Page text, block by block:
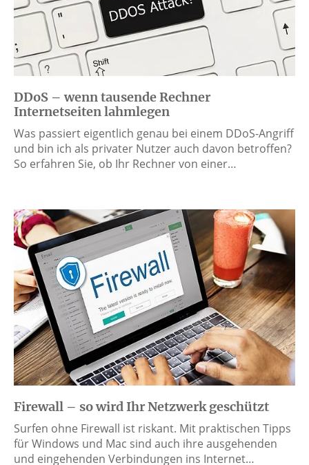
DDoS – wenn tausende Rechner
Internetseiten lahmlegen
Was passiert eigentlich genau bei einem DDoS-Angriff
und bin ich als privater Nutzer auch davon betroffen?
So erfahren Sie, ob Ihr Rechner von einer…
Firewall – so wird Ihr Netzwerk geschützt
Surfen ohne Firewall ist riskant. Mit praktischen Tipps
für Windows und Mac sind auch ihre ausgehenden
und eingehenden Verbindungen ins Internet…